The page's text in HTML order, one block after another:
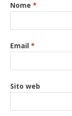
Nome*
Email*
Sito web